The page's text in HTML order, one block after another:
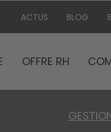
ACTUS BLOG
OFFRE RH